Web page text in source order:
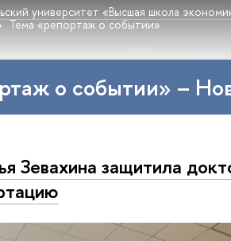
университет «Высшая школа
Тема «репортаж о событии»
о событии» –
Зевахина защитила